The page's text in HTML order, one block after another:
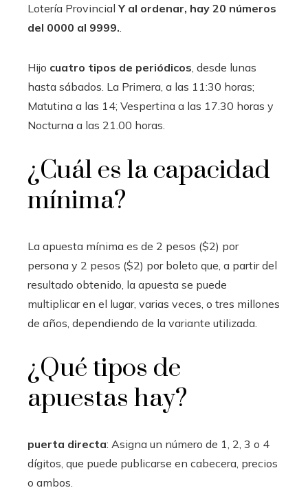
Lotería ProvincialY al ordenar, hay 20 números
del 0000 al 9999.
Hijo cuatro tipos de periódicos , desde lunas
hasta sábados. La Primera, a las 11:30 horas;
Matutina a las 14; Vespertina a las 17.30 horas y
Nocturna a las 21.00 horas.
¿Cuál es la capacidad
mínima?
La apuesta mínima es de 2 pesos ($2) por
persona y 2 pesos ($2) por boleto que, a partir del
resultado obtenido, la apuesta se puede
multiplicar en el lugar, varias veces, o tres millones
de años, dependiendo de la variante utilizada.
¿Qué tipos de
apuestas hay?
puerta directa: Asigna un número de 1, 2, 3 o 4
dígitos, que puede publicarse en cabecera, precios
o ambos.